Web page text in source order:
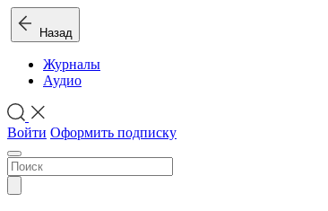
Назад
Журналы
Аудио
Войти Оформить подписку